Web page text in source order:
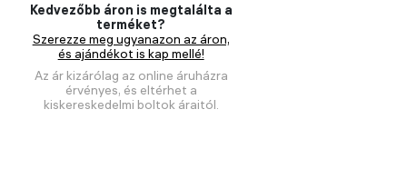
Kedvezőbb áron is megtalálta a
terméket?
Szerezze meg ugyanazon az áron,
és ajándékot is kap mellé!
Az ár kizárólag az online áruházra
érvényes, és eltérhet a
kiskereskedelmi boltok áraitól.